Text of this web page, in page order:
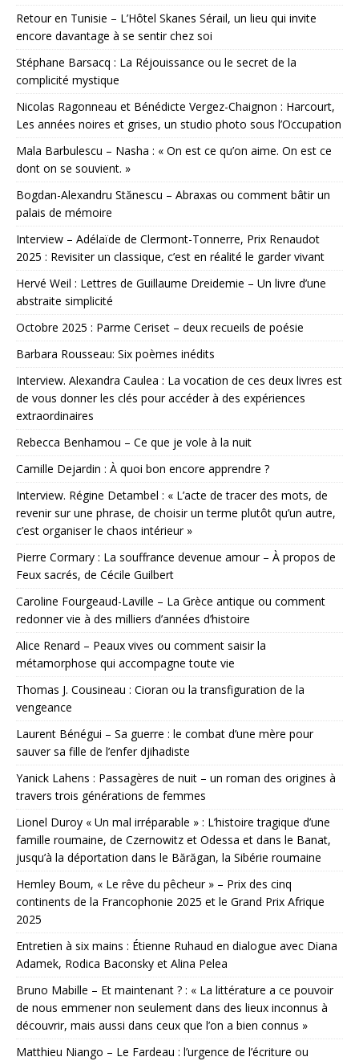
Retour en Tunisie – L’Hôtel Skanes Sérail, un lieu qui invite
encore davantage à se sentir chez soi
Stéphane Barsacq : La Réjouissance ou le secret de la
complicité mystique
Nicolas Ragonneau et Bénédicte Vergez-Chaignon : Harcourt,
Les années noires et grises, un studio photo sous l’Occupation
Mala Barbulescu – Nasha : « On est ce qu’on aime. On est ce
dont on se souvient. »
Bogdan-Alexandru Stănescu – Abraxas ou comment bâtir un
palais de mémoire
Interview – Adélaïde de Clermont-Tonnerre, Prix Renaudot
2025 : Revisiter un classique, c’est en réalité le garder vivant
Hervé Weil : Lettres de Guillaume Dreidemie – Un livre d’une
abstraite simplicité
Octobre 2025 : Parme Ceriset – deux recueils de poésie
Barbara Rousseau: Six poèmes inédits
Interview. Alexandra Caulea : La vocation de ces deux livres est
de vous donner les clés pour accéder à des expériences
extraordinaires
Rebecca Benhamou – Ce que je vole à la nuit
Camille Dejardin : À quoi bon encore apprendre ?
Interview. Régine Detambel : « L’acte de tracer des mots, de
revenir sur une phrase, de choisir un terme plutôt qu’un autre,
c’est organiser le chaos intérieur »
Pierre Cormary : La souffrance devenue amour – À propos de
Feux sacrés, de Cécile Guilbert
Caroline Fourgeaud-Laville – La Grèce antique ou comment
redonner vie à des milliers d’années d’histoire
Alice Renard – Peaux vives ou comment saisir la
métamorphose qui accompagne toute vie
Thomas J. Cousineau : Cioran ou la transfiguration de la
vengeance
Laurent Bénégui – Sa guerre : le combat d’une mère pour
sauver sa fille de l’enfer djihadiste
Yanick Lahens : Passagères de nuit – un roman des origines à
travers trois générations de femmes
Lionel Duroy « Un mal irréparable » : L’histoire tragique d’une
famille roumaine, de Czernowitz et Odessa et dans le Banat,
jusqu’à la déportation dans le Bărăgan, la Sibérie roumaine
Hemley Boum, « Le rêve du pêcheur » – Prix des cinq
continents de la Francophonie 2025 et le Grand Prix Afrique
2025
Entretien à six mains : Étienne Ruhaud en dialogue avec Diana
Adamek, Rodica Baconsky et Alina Pelea
Bruno Mabille – Et maintenant ? : « La littérature a ce pouvoir
de nous emmener non seulement dans des lieux inconnus à
découvrir, mais aussi dans ceux que l’on a bien connus »
Matthieu Niango – Le Fardeau : l’urgence de l’écriture ou